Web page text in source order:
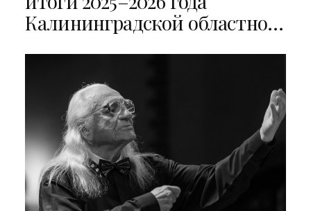
Калининградской областной